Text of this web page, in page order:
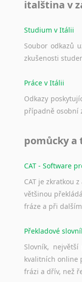
italština v
Studium v Itálii
Soubor odkazů
zkušenosti
Práce v Itálii
Odkazy
případně osobní
pomůcky
CAT - Software
CAT je zkratkou
většinou
fráze a při
Překladové
Slovník,
kvalitních online
frázi a dřív, než